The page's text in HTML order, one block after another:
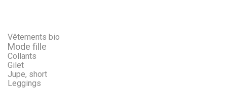
Vêtements bio
Mode fille
Collants
Gilet
Jupe, short
Leggings